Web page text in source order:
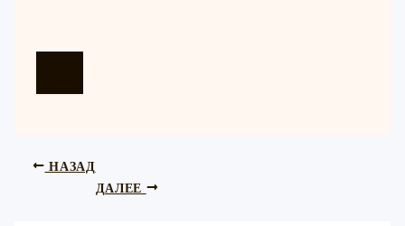
НАЗАД
ДАЛЕЕ